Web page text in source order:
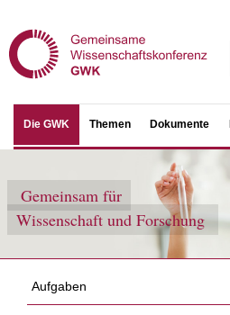
Die GWK Themen Dokumente
Gemeinsam für
Wissenschaft und Forschung
Aufgaben